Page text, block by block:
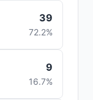
39
72.2%
9
16.7%